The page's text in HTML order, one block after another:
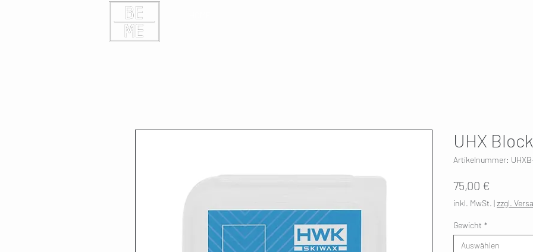
UHX
Artikelnummer:
75,00 €
inkl. MwSt. |zzgl.
Gewicht *
Auswählen